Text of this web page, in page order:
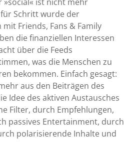
Schritt wurde der
Friends, Fans & Family
die finanziellen Interessen
über die Feeds
was die Menschen zu
bekommen. Einfach gesagt:
aus den Beiträgen des
Idee des aktiven Austausches
Filter, durch Empfehlungen,
passives Entertainment, durch
polarisierende Inhalte und